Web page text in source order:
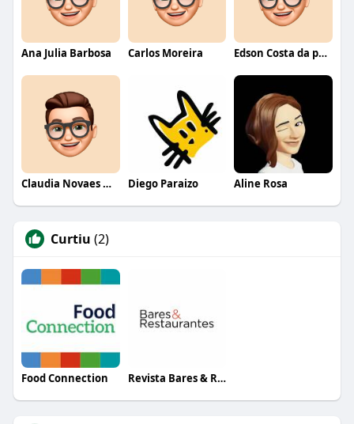
Ana Julia Barbosa Carlos Moreira Edson Costa da paixão
Claudia Novaes Novaes Diego Paraizo Aline Rosa
Curtiu (2)
Food Connection Revista Bares & Restaurantes